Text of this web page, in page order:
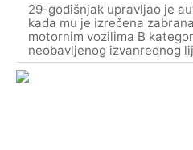
29-godišnjak upravljao je
kada mu je izrečena
motornim vozilima B
neobavljenog izvanrednog